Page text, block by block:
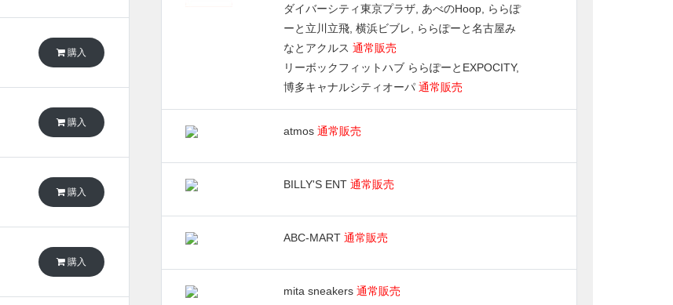
購入
購入
購入
購入
ダイバーシティ東京プラザ, あべのHoop, ららぽ
ーと立川立飛, 横浜ビブレ, ららぽーと名古屋み
なとアクルス 通常販売
リーボックフィットハブ ららぽーとEXPOCITY,
博多キャナルシティオーパ 通常販売
atmos 通常販売
BILLY'S ENT 通常販売
ABC-MART 通常販売
mita sneakers 通常販売